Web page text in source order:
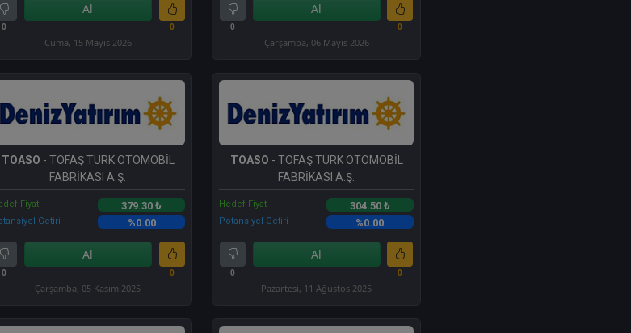
0
Al
0
Cuma, 15 Mayıs 2026
0
Al
0
Çarşamba, 06 Mayıs 2026
TOASO - TOFAŞ TÜRK OTOMOBİL
FABRİKASI A.Ş.
Fiyat 379.30 ₺
Getiri %0.00
0
Al
0
Çarşamba, 05 Kasım 2025
TOASO - TOFAŞ TÜRK OTOMOBİL
FABRİKASI A.Ş.
Hedef Fiyat 304.50 ₺
Potansiyel Getiri %0.00
0
Al
0
Pazartesi, 11 Ağustos 2025